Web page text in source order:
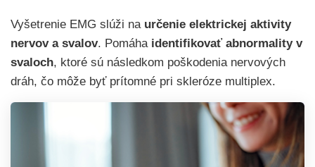
Vyšetrenie EMG slúži na určenie elektrickej aktivity
nervov a svalov. Pomáha identifikovať abnormality v
svaloch, ktoré sú následkom poškodenia nervových
dráh, čo môže byť prítomné pri skleróze multiplex.